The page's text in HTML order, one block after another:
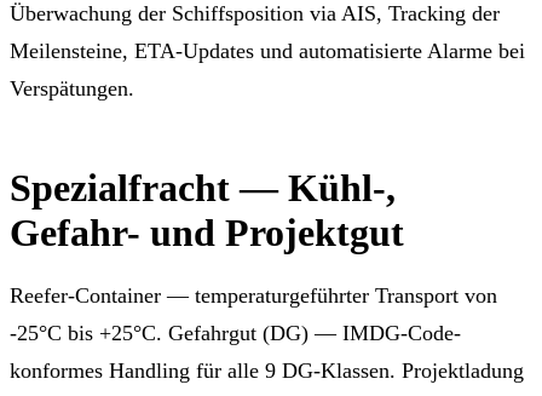
Überwachung der Schiffsposition via AIS, Tracking der
Meilensteine, ETA-Updates und automatisierte Alarme bei
Verspätungen.
Spezialfracht — Kühl-,
Gefahr- und Projektgut
Reefer-Container — temperaturgeführter Transport von
-25°C bis +25°C. Gefahrgut (DG) — IMDG-Code-
konformes Handling für alle 9 DG-Klassen. Projektladung